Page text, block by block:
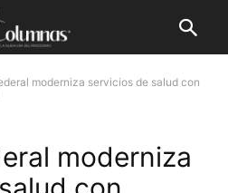
moderniza servicios de salud con
moderniza